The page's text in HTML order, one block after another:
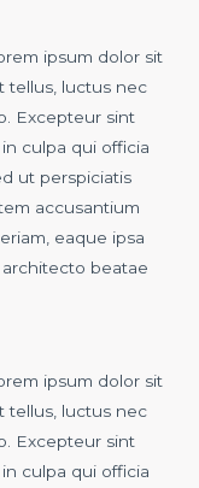
ipsum dolor sit
tellus, luctus nec
Excepteur sint
culpa qui officia
ut perspiciatis
accusantium
eaque ipsa
beatae
ipsum dolor sit
tellus, luctus nec
Excepteur sint
culpa qui officia